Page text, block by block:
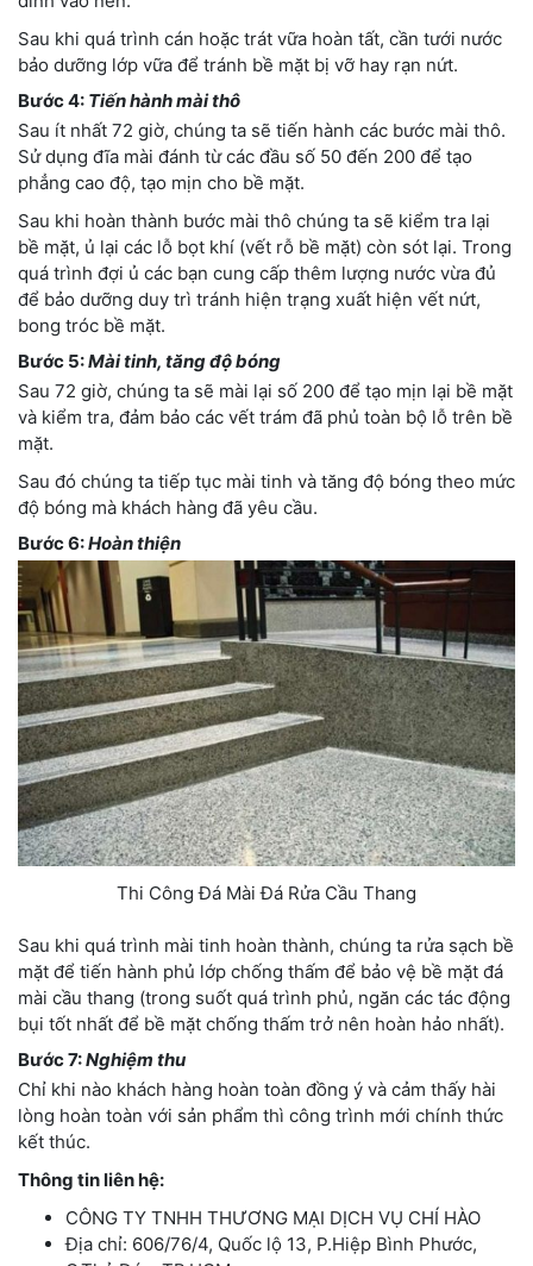
Sau khi quá trình cán hoặc trát vữa hoàn tất, cần tưới nước
bảo dưỡng lớp vữa để tránh bề mặt bị vỡ hay rạn nứt.
Bước 4: Tiến hành mài thô
Sau ít nhất 72 giờ, chúng ta sẽ tiến hành các bước mài thô.
Sử dụng đĩa mài đánh từ các đầu số 50 đến 200 để tạo
phẳng cao độ, tạo mịn cho bề mặt.
Sau khi hoàn thành bước mài thô chúng ta sẽ kiểm tra lại
bề mặt, ủ lại các lỗ bọt khí (vết rỗ bề mặt) còn sót lại. Trong
quá trình đợi ủ các bạn cung cấp thêm lượng nước vừa đủ
để bảo dưỡng duy trì tránh hiện trạng xuất hiện vết nứt,
bong tróc bề mặt.
Bước 5:Mài tinh, tăng độ bóng
Sau 72 giờ, chúng ta sẽ mài lại số 200 để tạo mịn lại bề mặt
và kiểm tra, đảm bảo các vết trám đã phủ toàn bộ lỗ trên bề
mặt.
Sau đó chúng ta tiếp tục mài tinh và tăng độ bóng theo mức
độ bóng mà khách hàng đã yêu cầu.
Bước 6:Hoàn thiện
Thi Công Đá Mài Đá Rửa Cầu Thang
Sau khi quá trình mài tinh hoàn thành, chúng ta rửa sạch bề
mặt để tiến hành phủ lớp chống thấm để bảo vệ bề mặt đá
mài cầu thang (trong suốt quá trình phủ, ngăn các tác động
bụi tốt nhất để bề mặt chống thấm trở nên hoàn hảo nhất).
Bước 7:Nghiệm thu
Chỉ khi nào khách hàng hoàn toàn đồng ý và cảm thấy hài
lòng hoàn toàn với sản phẩm thì công trình mới chính thức
kết thúc.
Thông tin liên hệ:
CÔNG TY TNHH THƯƠNG MẠI DỊCH VỤ CHÍ HÀO
Địa chỉ: 606/76/4, Quốc lộ 13, P.Hiệp Bình Phước,